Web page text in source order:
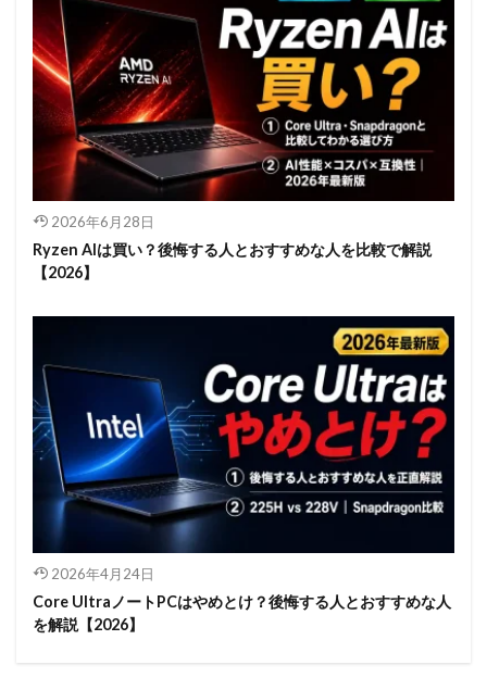
2026年6月28日
Ryzen AIは買い？後悔する人とおすすめな人を比較で解説
【2026】
2026年4月24日
Core UltraノートPCはやめとけ？後悔する人とおすすめな人
を解説【2026】